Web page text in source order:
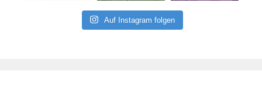
Auf Instagram folgen